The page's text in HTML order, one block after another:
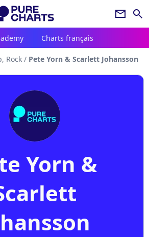
newsletter search
Charts français
Rock / Pete Yorn & Scarlett Johansson
Yorn &